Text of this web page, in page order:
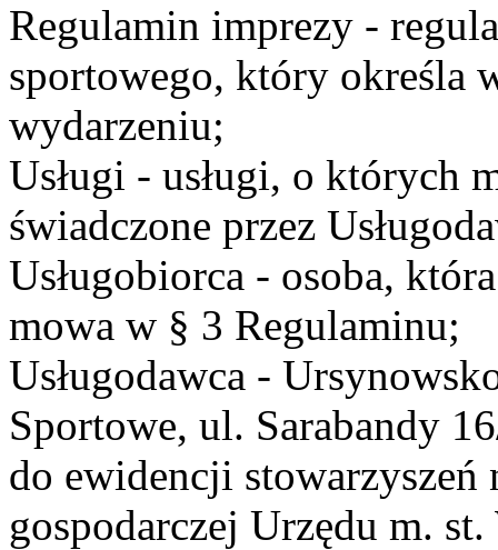
Regulamin imprezy -
sportowego, który określa
wydarzeniu;
Usługi - usługi, o których
świadczone przez
Usługobiorca - osoba,
mowa w § 3 Regulaminu;
Usługodawca -
Sportowe, ul. Sarabandy
do ewidencji stowarzyszeń
gospodarczej Urzędu m.